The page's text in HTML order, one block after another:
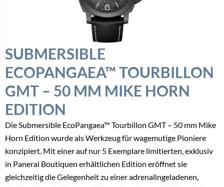
SUBMERSIBLE
ECOPANGAEA™ TOURBILLON
GMT – 50 MM MIKE HORN
EDITION
Die Submersible EcoPangaea™ Tourbillon GMT – 50 mm Mike
Horn Edition wurde als Werkzeug für wagemutige Pioniere
konzipiert. Mit einer auf nur 5 Exemplare limitierten, exklusiv
in Panerai Boutiquen erhältlichen Edition eröffnet sie
gleichzeitig die Gelegenheit zu einer adrenalingeladenen,